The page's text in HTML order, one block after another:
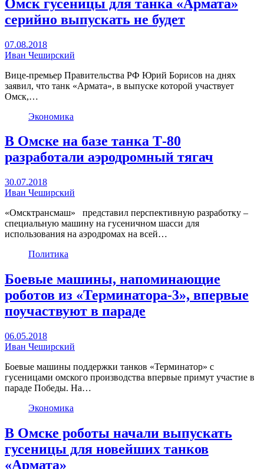
Омск гусеницы для танка «Армата»
серийно выпускать не будет
07.08.2018
Иван Чеширский
Вице-премьер Правительства РФ Юрий Борисов на днях
заявил, что танк «Армата», в выпуске которой участвует
Омск,…
Экономика
В Омске на базе танка Т-80
разработали аэродромный тягач
30.07.2018
Иван Чеширский
«Омсктрансмаш» представил перспективную разработку –
специальную машину на гусеничном шасси для
использования на аэродромах на всей…
Политика
Боевые машины, напоминающие
роботов из «Терминатора-3», впервые
поучаствуют в параде
06.05.2018
Иван Чеширский
Боевые машины поддержки танков «Терминатор» с
гусеницами омского производства впервые примут участие в
параде Победы. На…
Экономика
В Омске роботы начали выпускать
гусеницы для новейших танков
«Армата»